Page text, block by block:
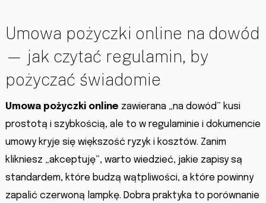
Umowa pożyczki online na dowód
— jak czytać regulamin, by
pożyczać świadomie
Umowa pożyczki online zawierana „na dowód” kusi
prostotą i szybkością, ale to w regulaminie i dokumencie
umowy kryje się większość ryzyk i kosztów. Zanim
klikniesz „akceptuję”, warto wiedzieć, jakie zapisy są
standardem, które budzą wątpliwości, a które powinny
zapalić czerwoną lampkę. Dobra praktyka to porównanie